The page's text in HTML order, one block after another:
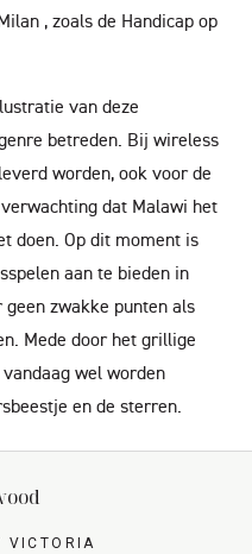
, zoals de Handicap op
van deze
betreden. Bij wireless
worden, ook voor de
dat Malawi het
doen. Op dit moment is
aan te bieden in
zwakke punten als
Mede door het grillige
wel worden
en de sterren.
VICTORIA